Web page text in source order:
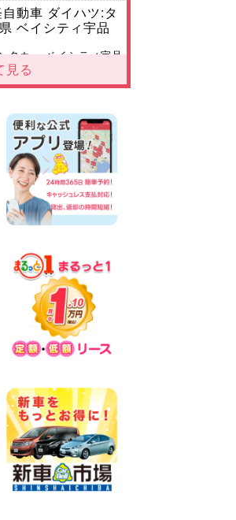
動車 ダイハツ:タ
ベイシティ宇品
タカー ベイシティ宇品
ませんか?? 兵庫県
100円レンタカー 加古川
2026年08月06日
はレンタカーで自
県 両津店
100円レンタカー 両津
2026年08月06日
はお盆も休まず営
佐渡空港店
あります☆ 大阪府
東町店
タカー 寝屋川太間東町
2026年08月06日
乗り放題プラン
戸店
100円レンタカー 杉戸
2026年08月06日
花店 東京都 墨田
円レンタカー 墨田文花
2026年08月06日
紹介【軽トラ】ハ
ラック 神奈川県
宿町店
タカー 横浜旭南本宿町
見る